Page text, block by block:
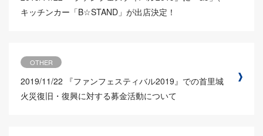
キッチンカー「B☆STAND」が出店決定！
OTHER
2019/11/22
『ファンフェスティバル2019』での首里城
火災復旧・復興に対する募金活動について